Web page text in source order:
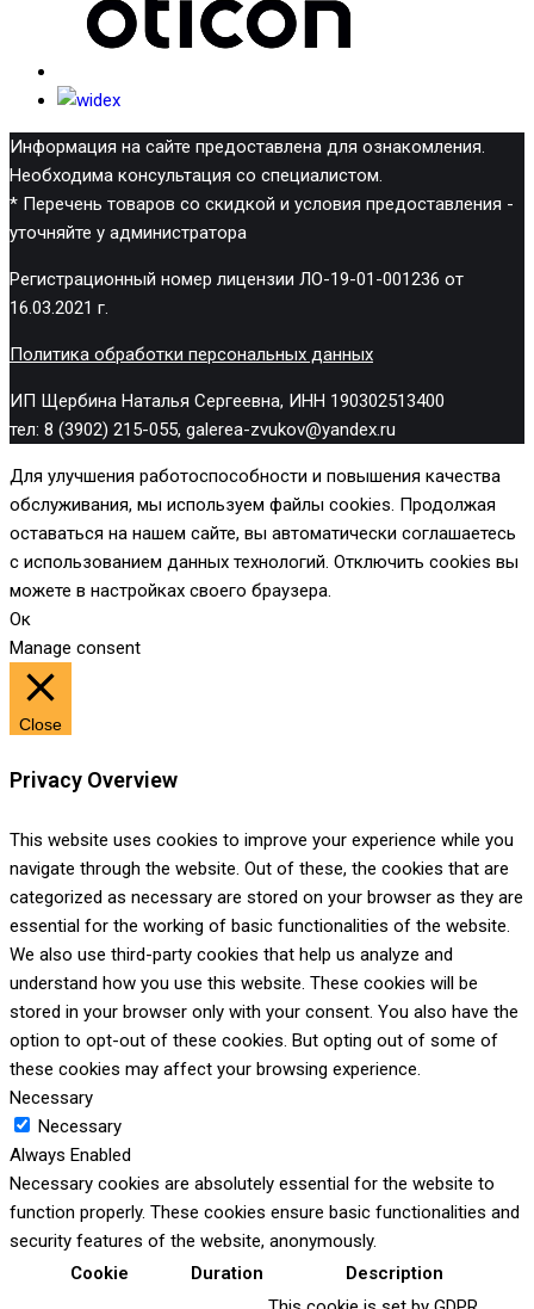
Информация на сайте предоставлена для ознакомления.
Необходима консультация со специалистом.
* Перечень товаров со скидкой и условия предоставления -
уточняйте у администратора
Регистрационный номер лицензии ЛО-19-01-001236 от
16.03.2021 г.
Политика обработки персональных данных
ИП Щербина Наталья Сергеевна, ИНН 190302513400
тел: 8 (3902) 215-055, galerea-zvukov@yandex.ru
Для улучшения работоспособности и повышения качества
обслуживания, мы используем файлы cookies. Продолжая
оставаться на нашем сайте, вы автоматически соглашаетесь
с использованием данных технологий. Отключить cookies вы
можете в настройках своего браузера.
Ок
Manage consent
Close
Privacy Overview
This website uses cookies to improve your experience while you
navigate through the website. Out of these, the cookies that are
categorized as necessary are stored on your browser as they are
essential for the working of basic functionalities of the website.
We also use third-party cookies that help us analyze and
understand how you use this website. These cookies will be
stored in your browser only with your consent. You also have the
option to opt-out of these cookies. But opting out of some of
these cookies may affect your browsing experience.
Necessary
Necessary
Always Enabled
Necessary cookies are absolutely essential for the website to
function properly. These cookies ensure basic functionalities and
security features of the website, anonymously.
Cookie
Duration Description